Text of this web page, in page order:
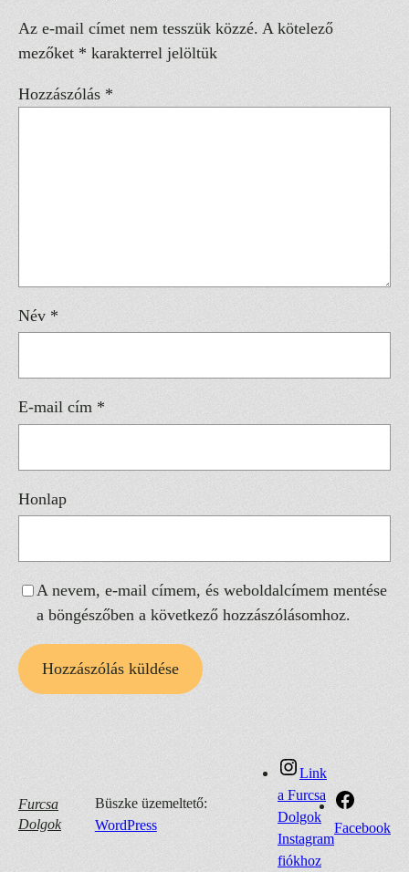
Az e-mail címet nem tesszük közzé. A kötelező
mezőket * karakterrel jelöltük
Hozzászólás *
Név *
E-mail cím *
Honlap
A nevem, e-mail címem, és weboldalcímem mentése
a böngészőben a következő hozzászólásomhoz.
Furcsa
Dolgok
Büszke üzemeltető:
WordPress
Link
a Furcsa
Dolgok
Instagram
fiókhoz
Facebook